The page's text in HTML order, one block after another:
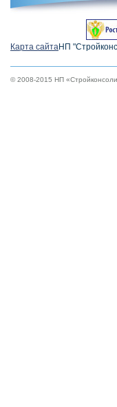
Карта сайтаНП
© 2008-2015 НП